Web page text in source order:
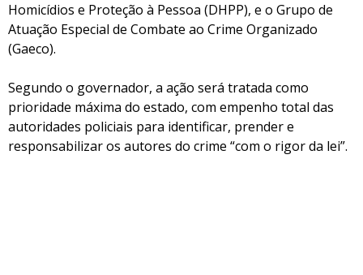
Homicídios e Proteção à Pessoa (DHPP), e o Grupo de
Atuação Especial de Combate ao Crime Organizado
(Gaeco).
Segundo o governador, a ação será tratada como
prioridade máxima do estado, com empenho total das
autoridades policiais para identificar, prender e
responsabilizar os autores do crime “com o rigor da lei”.